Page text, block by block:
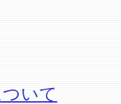
いて